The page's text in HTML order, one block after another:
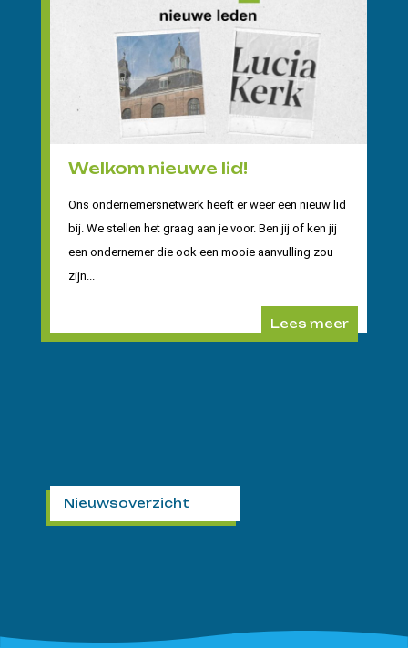
Welkom nieuwe lid!
Ons ondernemersnetwerk heeft er weer een nieuw lid
bij. We stellen het graag aan je voor. Ben jij of ken jij
een ondernemer die ook een mooie aanvulling zou
zijn...
Lees meer
Nieuwsoverzicht